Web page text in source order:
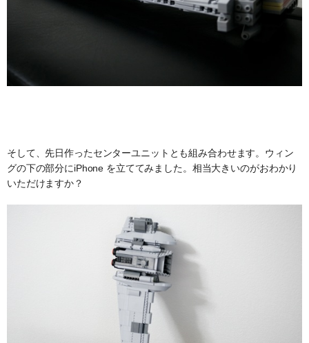
そして、先日作ったセンターユニットとも組み合わせます。ウィン
グの下の部分にiPhone を立ててみました。相当大きいのがおわかり
いただけますか？